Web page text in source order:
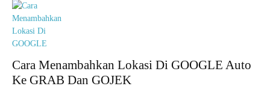
Cara Menambahkan Lokasi Di GOOGLE Auto
Ke GRAB Dan GOJEK